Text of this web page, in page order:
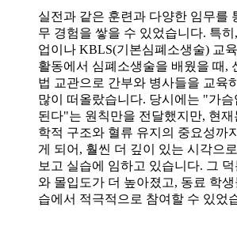
실전과 같은 훈련과 다양한 임무를
무 경험을 쌓을 수 있었습니다. 특
업이나 KBLS(기본심폐소생술) 교
활동에서 심폐소생술을 배웠을 때,
법 교관으로 간부와 병사들을 교육
많이 떠올랐습니다. 당시에는 "가
된다"는 원칙만을 전달했지만, 현재
학적 구조와 혈류 유지의 중요성까
게 되어, 훨씬 더 깊이 있는 시각으
보고 실습에 임하고 있습니다. 그
와 몰입도가 더 높아졌고, 동료 학
습에서 적극적으로 참여할 수 있었